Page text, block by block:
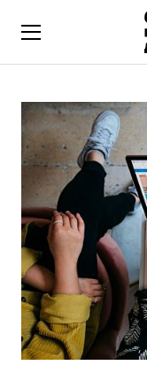
Искусство и
Бизнес и
Все программы
Иллюстрация
Современное